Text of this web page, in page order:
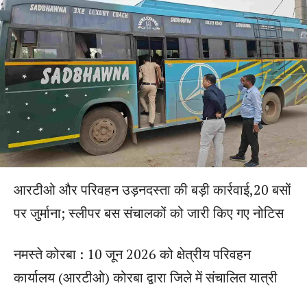
आरटीओ और परिवहन उड़नदस्ता की बड़ी कार्रवाई,20 बसों
पर जुर्माना; स्लीपर बस संचालकों को जारी किए गए नोटिस
नमस्ते कोरबा : 10 जून 2026 को क्षेत्रीय परिवहन
कार्यालय (आरटीओ) कोरबा द्वारा जिले में संचालित यात्री